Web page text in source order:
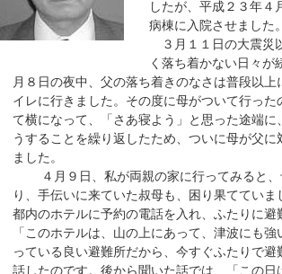
共
通
ニ
ュ
ー
へ
動
し
ま
す
したが、平成２３年４
病棟に入院させました。
３月１１日の大震災
く落ち着かない日々が
月８日の夜中、父の落ち着きのなさは普段以上
イレに行きました。その度に母がついて行った
て横になって、「さあ寝よう」と思った途端に
うすることを繰り返したため、ついに母が父
ました。
４月９日、私が両親の家に行ってみると、
り、手伝いに来ていた叔母も、困り果てていま
都内のホテルに予約の電話を入れ、ふたりに避
「このホテルは、山の上にあって、津波にも
っている良い避難所だから、今すぐふたりで避
話したのです。後から聞いた話では、「この